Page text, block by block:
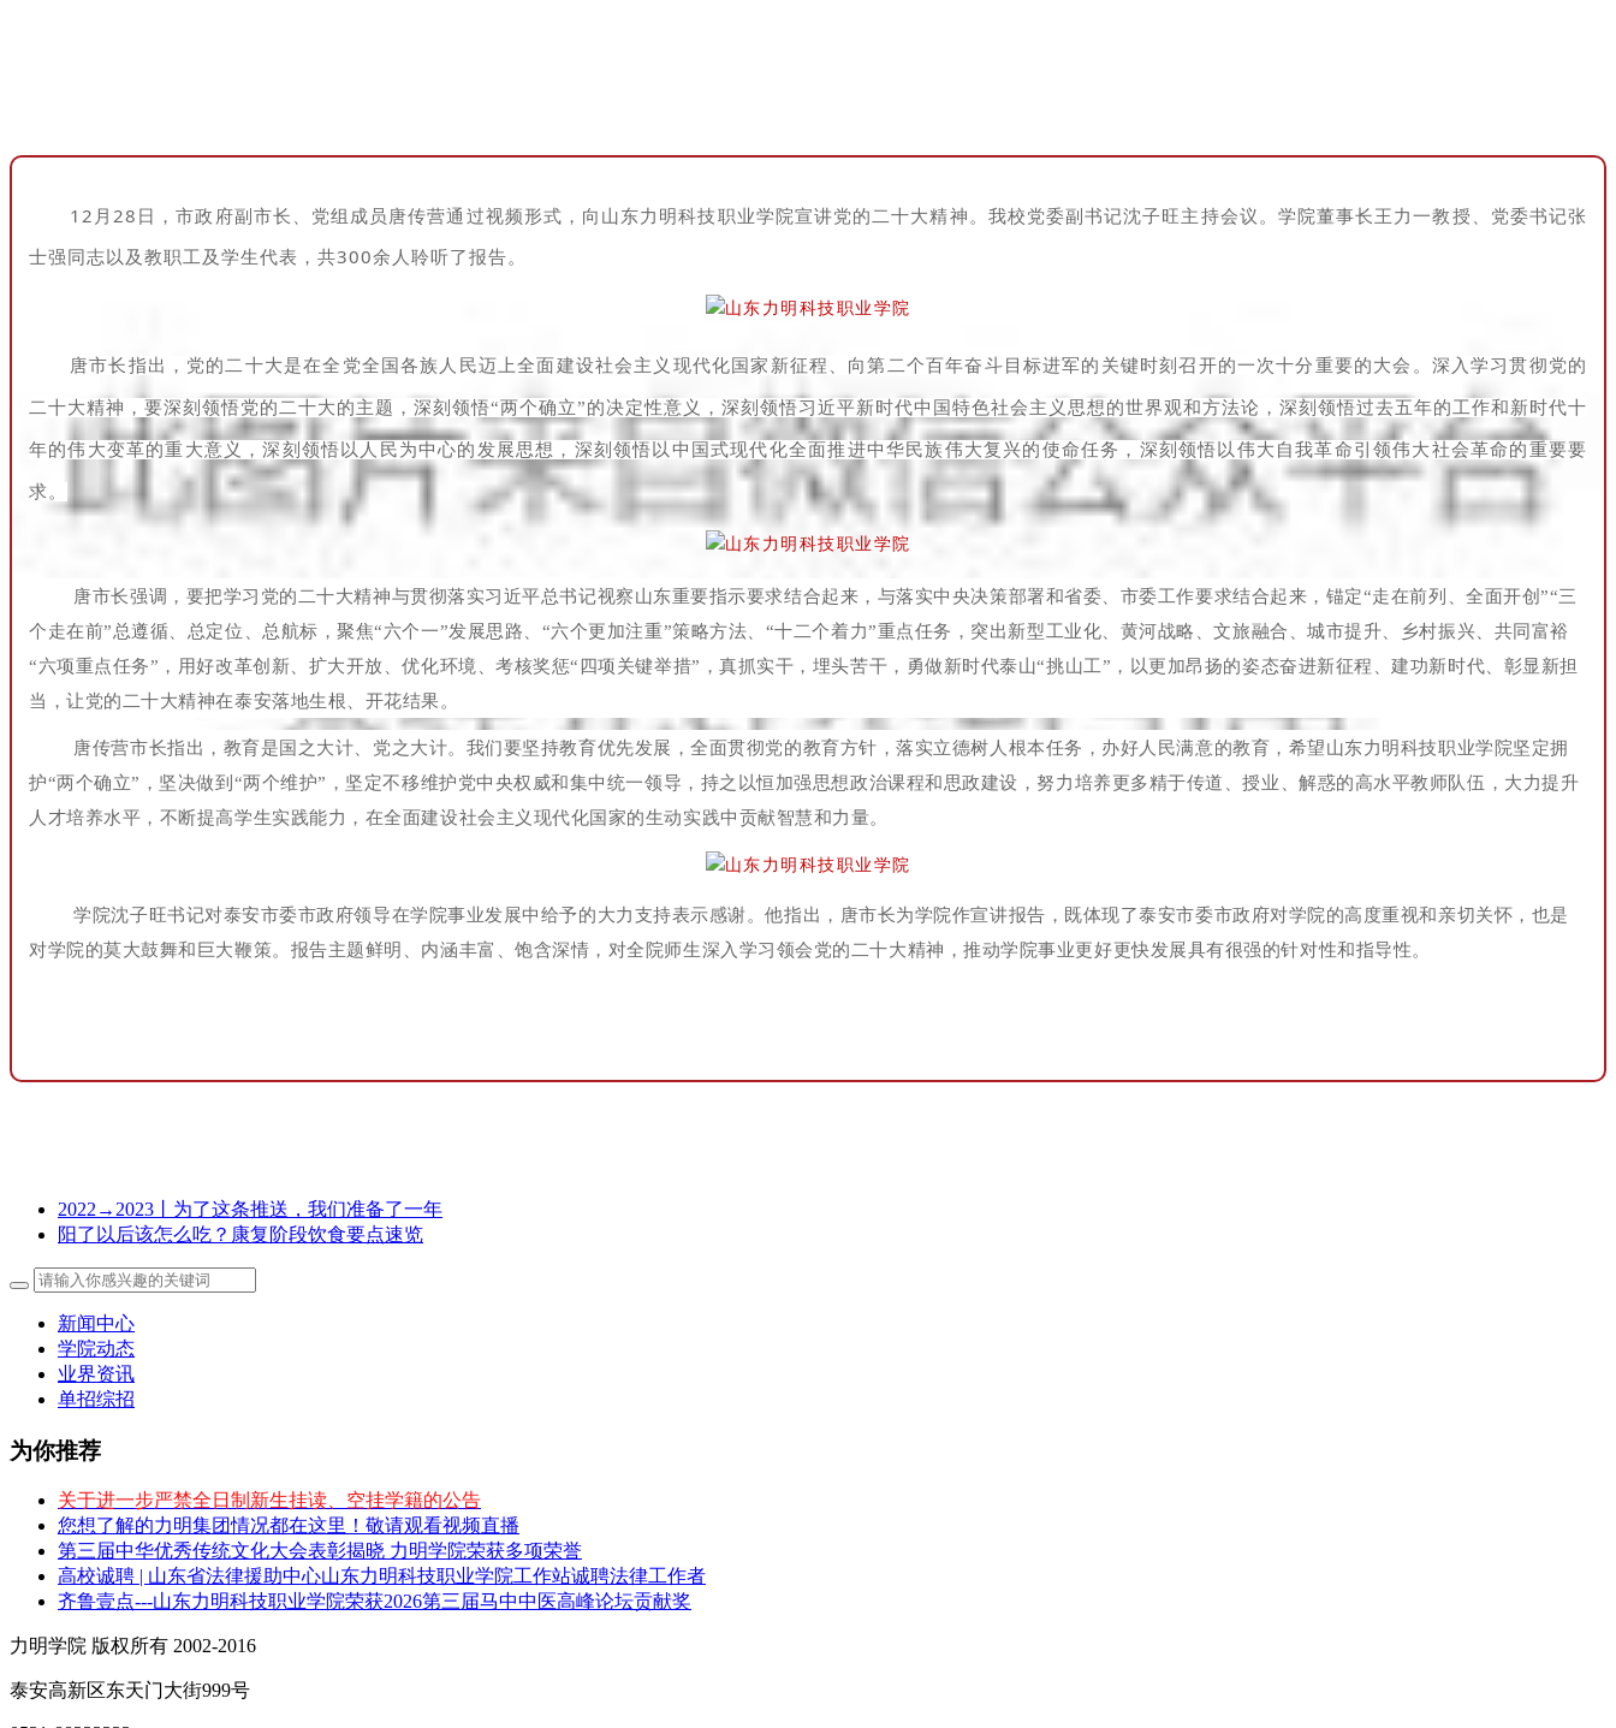
12月28日，市政府副市长、党组成员唐传营通过视频形式，向山东力明科技职业学院宣讲党的二十大精神。我校党委副书记沈子旺主持会议。学院董事长王力一教授、党委书记张
士强同志以及 教职工及学生代表，共300余人聆听了报告。
唐市长指出，党的二十大是在全党全国各族人民迈上全面建设社会主义现代化国家新征程、向第二个百年奋斗目标进军的关键时刻召开的一次十分重要的大会。深入学习贯彻党的
二十大精神，要深刻领悟党的二十大的主题，深刻领悟“两个确立”的决定性意义，深刻领悟习近平新时代中国特色社会主义思想的世界观和方法论，深刻领悟过去五年的工作和新时代十
年的伟大变革的重大意义，深刻领悟以人民为中心的发展思想，深刻领悟以中国式现代化全面推进中华民族伟大复兴的使命任务，深刻领悟以伟大自我革命引领伟大社会革命的重要要
求。
唐市长强调，要把学习党的二十大精神与贯彻落实习近平总书记视察山东重要指示要求结合起来，与落实中央决策部署和省委、市委工作要求结合起来，锚定“走在前列、全面开创”“三
个走在前”总遵循、总定位、总航标，聚焦“六个一”发展思路、“六个更加注重”策略方法、“十二个着力”重点任务，突出新型工业化、黄河战略、文旅融合、城市提升、乡村振兴、共同富裕
“六项重点任务”，用好改革创新、扩大开放、优化环境、考核奖惩“四项关键举措”，真抓实干，埋头苦干，勇做新时代泰山“挑山工”，以更加昂扬的姿态奋进新征程、建功新时代、彰显新担
当，让党的二十大精神在泰安落地生根、开花结果。
唐传营市长指出，教育是国之大计、党之大计。我们要坚持教育优先发展，全面贯彻党的教育方针，落实立德树人根本任务，办好人民满意的教育，希望山东力明科技职业学院坚定拥
护“两个确立”，坚决做到“两个维护”，坚定不移维护党中央权威和集中统一领导，持之以恒加强思想政治课程和思政建设，努力培养更多精于传道、授业、解惑的高水平教师队伍，大力提升
人才培养水平，不断提高学生实践能力，在全面建设社会主义现代化国家的生动实践中贡献智慧和力量。
学院沈子旺书记对泰安市委市政府领导在学院事业发展中给予的大力支持表示感谢。他指出，唐市长为学院作宣讲报告，既体现了泰安市委市政府对学院的高度重视和亲切关怀，也是
对学院的莫大鼓舞和巨大鞭策。报告主题鲜明、内涵丰富、饱含深情，对全院师生深入学习领会党的二十大精神，推动学院事业更好更快发展具有很强的针对性和指导性。
2022→2023丨为了这条推送，我们准备了一年
阳了以后该怎么吃？康复阶段饮食要点速览
新闻中心
学院动态
业界资讯
单招综招
为你推荐
关于进一步严禁全日制新生挂读、空挂学籍的公告
您想了解的力明集团情况都在这里！敬请观看视频直播
第三届中华优秀传统文化大会表彰揭晓 力明学院荣获多项荣誉
高校诚聘 | 山东省法律援助中心山东力明科技职业学院工作站诚聘法律工作者
齐鲁壹点---山东力明科技职业学院荣获2026第三届马中中医高峰论坛贡献奖
力明学院 版权所有 2002-2016
泰安高新区东天门大街999号